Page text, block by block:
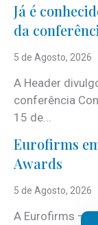
Já é
da
5 de Agosto, 2026
A Header
conferência
15 de...
Eurofirms
Awards
5 de Agosto, 2026
A Eurofirms –